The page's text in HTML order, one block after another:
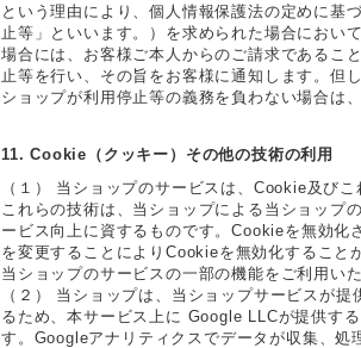
という理由により、個人情報保護法の定めに基
止等」といいます。）を求められた場合におい
場合には、お客様ご本人からのご請求であるこ
止等を行い、その旨をお客様に通知します。但
ショップが利用停止等の義務を負わない場合は
11. Cookie（クッキー）その他の技術の利用
（１） 当ショップのサービスは、Cookie及び
これらの技術は、当ショップによる当ショップ
ービス向上に資するものです。Cookieを無効化
を変更することによりCookieを無効化すること
当ショップのサービスの一部の機能をご利用い
（２） 当ショップは、当ショップサービスが
るため、本サービス上に Google LLCが提供す
す。Googleアナリティクスでデータが収集、処